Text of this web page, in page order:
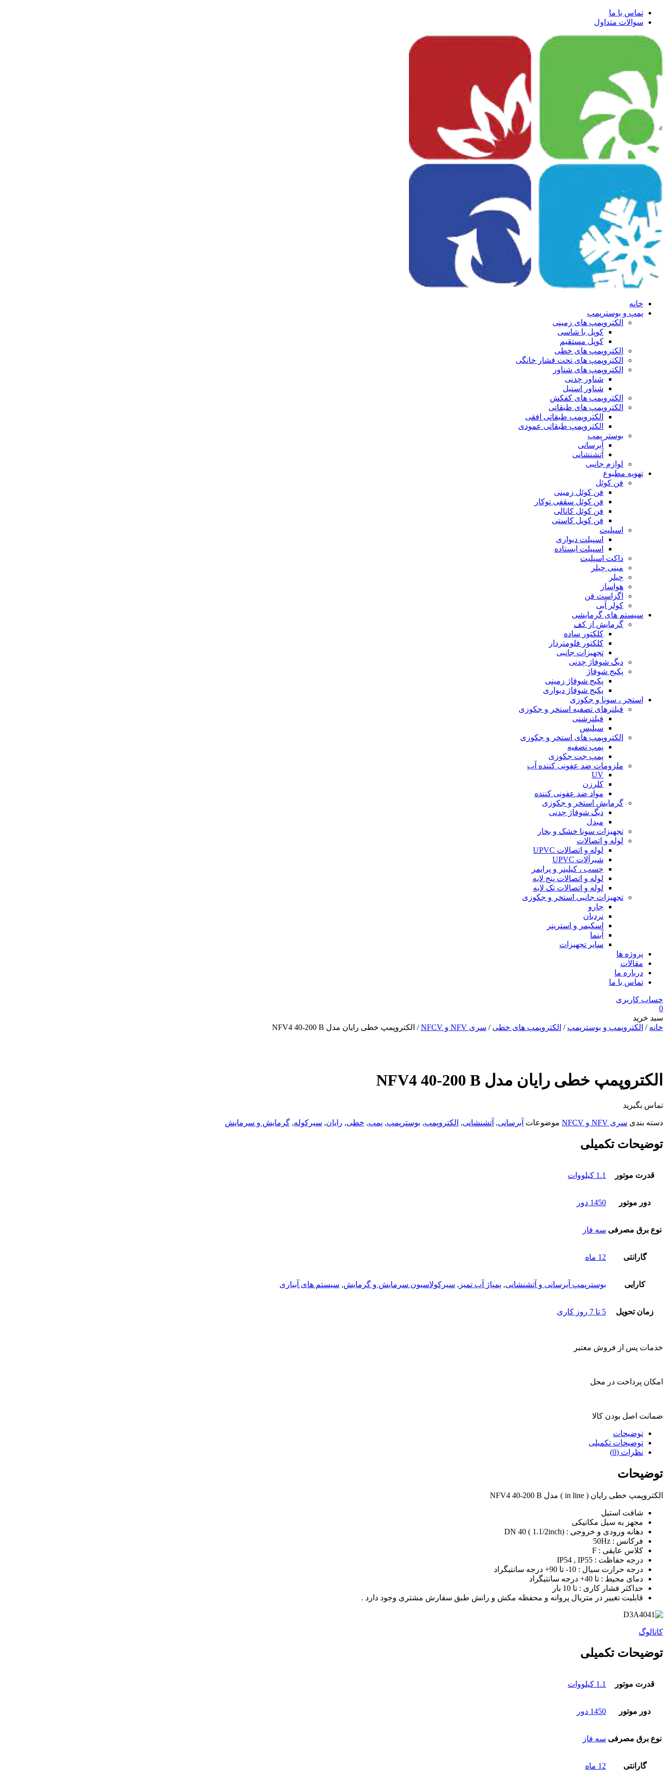
تماس با ما
سوالات متداول
خانه
پمپ و بوسترپمپ
الکتروپمپ های زمینی
کوپل با شاسی
کوپل مستقیم
الکتروپمپ های خطی
الکتروپمپ های تحت فشار خانگی
الکتروپمپ های شناور
شناور چدنی
شناور استیل
الکتروپمپ های کفکش
الکتروپمپ های طبقاتی
الکتروپمپ طبقاتی افقی
الکتروپمپ طبقاتی عمودی
بوستر پمپ
آبرسانی
آتشنشانی
لوازم جانبی
تهویه مطبوع
فن کوئل
فن کوئل زمینی
فن کوئل سقفی توکار
فن کوئل کانالی
فن کویل کاستی
اسپلیت
اسپیلت دیواری
اسپیلت ایستاده
داکت اسپلیت
مینی چیلر
چیلر
هواساز
اگزاست فن
کولر آبی
سیستم های گرمایشی
گرمایش از کف
کلکتور ساده
کلکتور فلومتردار
تجهیزات جانبی
دیگ شوفاژ چدنی
پکیج شوفاژ
پکیج شوفاژ زمینی
پکیج شوفاژ دیواری
استخر ، سونا و جکوزی
فیلترهای تصفیه استخر و جکوزی
فیلترشنی
سیلیس
الکتروپمپ های استخر و جکوزی
پمپ تصفیه
پمپ جت جکوزی
ملزومات ضد عفونی کننده آب
UV
کلرزن
مواد ضد عفونی کننده
گرمایش استخر و جکوزی
دیگ شوفاژ چدنی
مبدل
تجهیزات سونا خشک و بخار
لوله و اتصالات
لوله و اتصالات UPVC
شیرآلات UPVC
چسب ، کیلینر و پرایمر
لوله و اتصالات پنج لایه
لوله و اتصالات تک لایه
تجهیزات جانبی استخر و جکوزی
جارو
نردبان
اسکیمر و استرینر
آبنما
سایر تجهیزات
پروژه ها
مقالات
درباره ما
تماس با ما
حساب کاربری
0
سبد خرید
خانه / الکتروپمپ و بوسترپمپ / الکتروپمپ های خطی / سری NFV و NFCV / الکتروپمپ خطی رایان مدل NFV4 40-200 B
الکتروپمپ خطی رایان مدل NFV4 40-200 B
تماس بگیرید
دسته بندی سری NFV و NFCV موضوعات آبرسانی, آتشنشانی, الکتروپمپ, بوسترپمپ, پمپ, خطی, رایان, سیرکوله, گرمایش و سرمایش
توضیحات تکمیلی
قدرت موتور 1.1 کیلووات
دور موتور 1450 دور
نوع برق مصرفی سه فاز
گارانتی 12 ماه
کارایی بوسترپمپ آبرسانی و آتشنشانی, پمپاژ آب تمیز , سیرکولاسیون سرمایش و گرمایش, سیستم های آبیاری
زمان تحویل 5 تا 7 روز کاری
خدمات پس از فروش معتبر
امکان پرداخت در محل
ضمانت اصل بودن کالا
توضیحات
توضیحات تکمیلی
نظرات (0)
توضیحات
الکتروپمپ خطی رایان ( in line ) مدل NFV4 40-200 B
شافت استیل
مجهز به سیل مکانیکی
دهانه ورودی و خروجی : DN 40 ( 1.1/2inch)
فرکانس : 50Hz
کلاس عایقی : F
درجه حفاظت : IP54 , IP55
درجه حرارت سیال : 10- تا 90+ درجه سانتیگراد
دمای محیط : تا 40+ درجه سانتیگراد
حداکثر فشار کاری : تا 10 بار
قابلیت تغییر در متریال پروانه و محفظه مکش و رانش طبق سفارش مشتری وجود دارد .
کاتالوگ
توضیحات تکمیلی
قدرت موتور 1.1 کیلووات
دور موتور 1450 دور
نوع برق مصرفی سه فاز
گارانتی 12 ماه